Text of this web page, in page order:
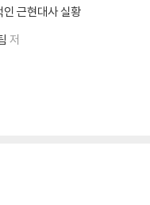
근현대사 실황
저